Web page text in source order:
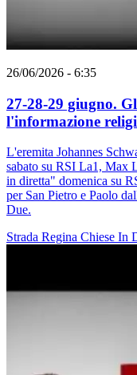
26/06/2026 - 6:35
27-28-29 giugno.
l'informazione
L'eremita Johannes
sabato su RSI La1, Max
in diretta" domenica su
per San Pietro e Paolo
Due.
Strada Regina Chiese In